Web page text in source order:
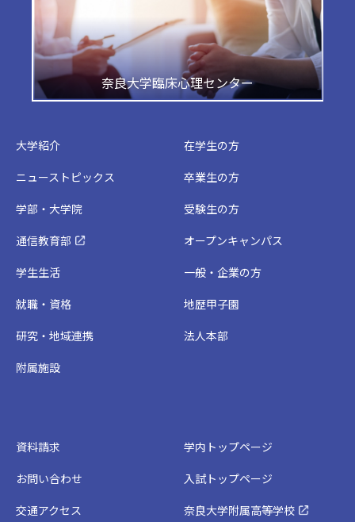
奈良大学臨床心理センター
大学紹介
ニューストピックス
学部・大学院
通信教育部
学生生活
就職・資格
研究・地域連携
附属施設
在学生の方
卒業生の方
受験生の方
オープンキャンパス
一般・企業の方
地歴甲子園
法人本部
資料請求
お問い合わせ
交通アクセス
学内トップページ
入試トップページ
奈良大学附属高等学校